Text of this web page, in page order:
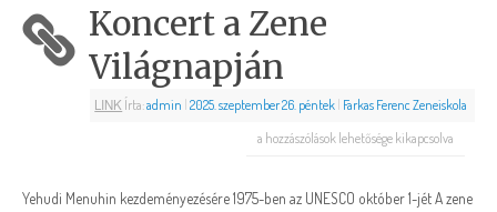
Koncert a Zene
Világnapján
LINK Írta:admin 2025. szeptember 26. péntek Farkas Ferenc Zeneiskola
a hozzászólások lehetősége kikapcsolva
Yehudi Menuhin kezdeményezésére 1975-ben az UNESCO október 1-jét A zene